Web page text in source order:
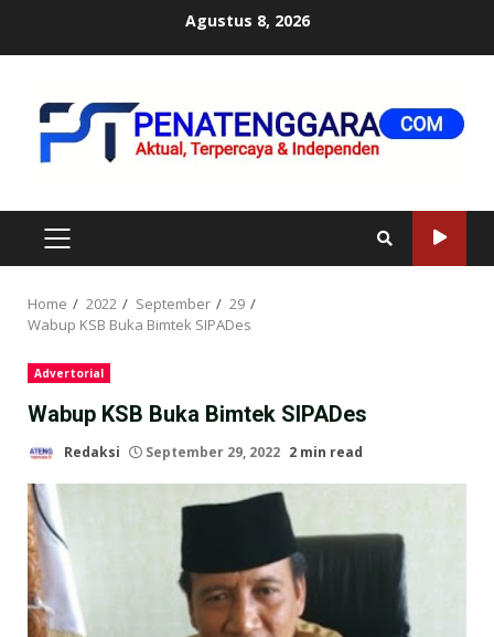
Agustus 8, 2026
PRIMARY
MENU
Home 2022 September
29
Wabup KSB Buka Bimtek SIPADes
Advertorial
Wabup KSB Buka Bimtek SIPADes
Redaksi September 29, 2022 2 min read